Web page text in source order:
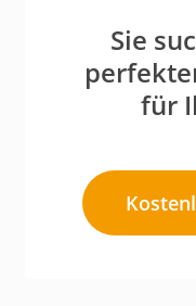
Sie
für